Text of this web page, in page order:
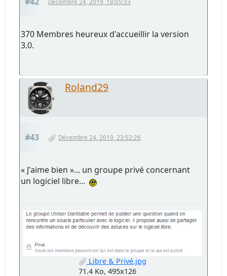
Décembre 24, 2019, 18:05:33
370 Membres heureux d'accueillir la version
3.0.
Roland29
#43 Décembre 24, 2019, 23:52:26
« J'aime bien »... un groupe privé concernant
un logiciel libre...
Libre & Privé.jpg
71.4 Ko, 495x126